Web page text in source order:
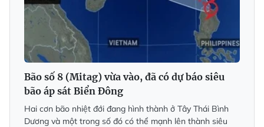
Bão số 8 (Mitag) vừa vào, đã có dự báo siêu
bão áp sát Biển Đông
Hai cơn bão nhiệt đới đang hình thành ở Tây Thái Bình
Dương và một trong số đó có thể mạnh lên thành siêu